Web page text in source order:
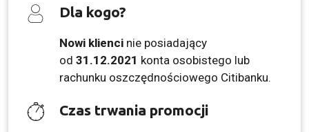
Dla kogo?
Nowi klienci nie posiadający
od 31.12.2021 konta osobistego lub
rachunku oszczędnościowego Citibanku.
Czas trwania promocji